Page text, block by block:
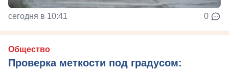
сегодня в 10:41 0
Общество
Проверка меткости под градусом: